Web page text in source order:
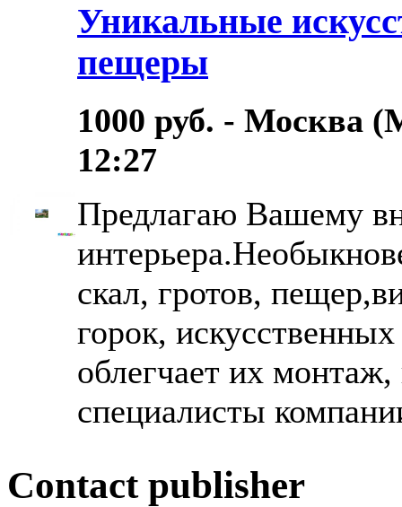
Уникальные
пещеры
1000 руб. - Москва
12:27
Предлагаю Вашему
скал, гротов,
горок,
облегчает их
специалисты
Contact publisher